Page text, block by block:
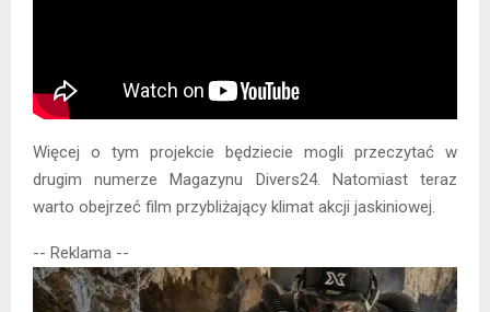
Więcej o tym projekcie będziecie mogli przeczytać w
drugim numerze Magazynu Divers24. Natomiast teraz
warto obejrzeć film przybliżający klimat akcji jaskiniowej.
-- Reklama --